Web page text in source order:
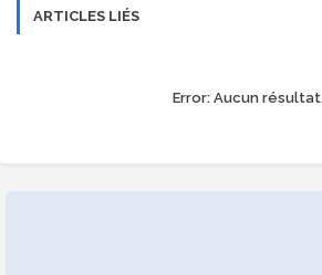
ARTICLES LIÉS
Error:Aucun résultat.